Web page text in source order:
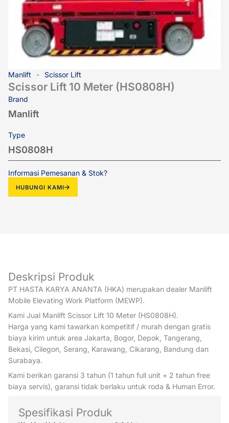
Manlift Scissor Lift
Scissor Lift 10 Meter (HS0808H)
Brand
Manlift
Type
HS0808H
Informasi Pemesanan & Stok?
HUBUNGI KAMI
Deskripsi Produk
PT HASTA KARYA ANANTA (HKA) merupakan dealer Manlift
Mobile Elevating Work Platform (MEWP).
Kami Jual Manlift Scissor Lift 10 Meter (HS0808H).
Harga yang kami tawarkan kompetitif / murah dengan gratis
biaya kirim untuk area Jakarta, Bogor, Depok, Tangerang,
Bekasi, Cilegon, Serang, Karawang, Cikarang, Bandung dan
Surabaya.
Kami berikan garansi 3 tahun (1 tahun full unit + 2 tahun free
biaya servis), garansi tidak berlaku untuk roda & Human Error.
Spesifikasi Produk